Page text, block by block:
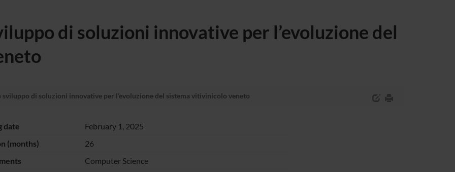
di soluzioni innovative per l’evoluzione del
sviluppo di soluzioni innovative per l’evoluzione del sistema vitivinicolo veneto
date
February 1, 2025
(months)
26
Computer Science